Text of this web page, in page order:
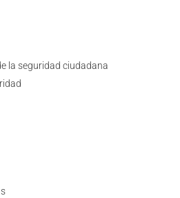
la seguridad ciudadana